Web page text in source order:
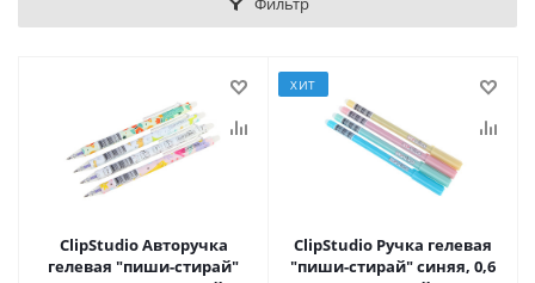
ClipStudio Авторучка
гелевая "пиши-стирай"
ХИТ
ClipStudio Ручка гелевая
"пиши-стирай" синяя, 0,6